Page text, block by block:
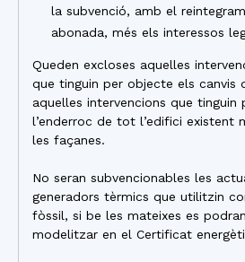
la subvenció, amb el
abonada, més els interessos
Queden excloses aquelles
que tinguin per objecte els canvis
aquelles intervencions que tinguin
l’enderroc de tot l’edifici existent
les façanes.
No seran subvencionables les
generadors tèrmics que utilitzin
fòssil, si be les mateixes es
modelitzar en el Certificat